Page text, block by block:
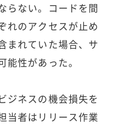
らない。コードを間
れのアクセスが止め
まれていた場合、サ
性があった。
ジネスの機会損失を
当者はリリース作業